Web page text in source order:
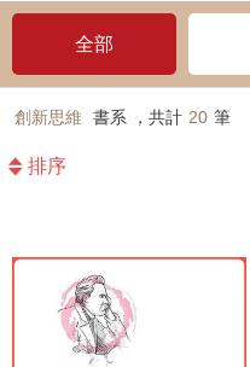
全部
創新思維 書系 ，共計 20 筆
排序